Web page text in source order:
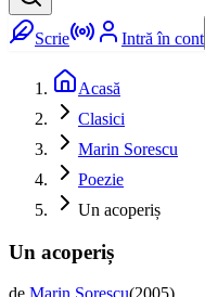
Scrie Intră în cont
Acasă
Clasici
Marin Sorescu
Poezie
Un acoperiș
Un acoperiș